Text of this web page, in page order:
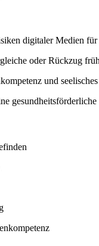
digitaler Medien
oder Rückzug
und